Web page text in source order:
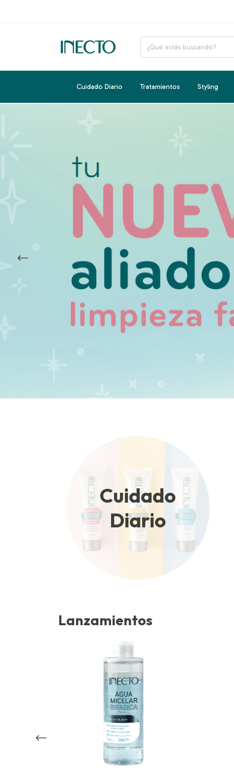
Cuidado Diario Tratamientos Styling
Cuidado
Diario
Lanzamientos